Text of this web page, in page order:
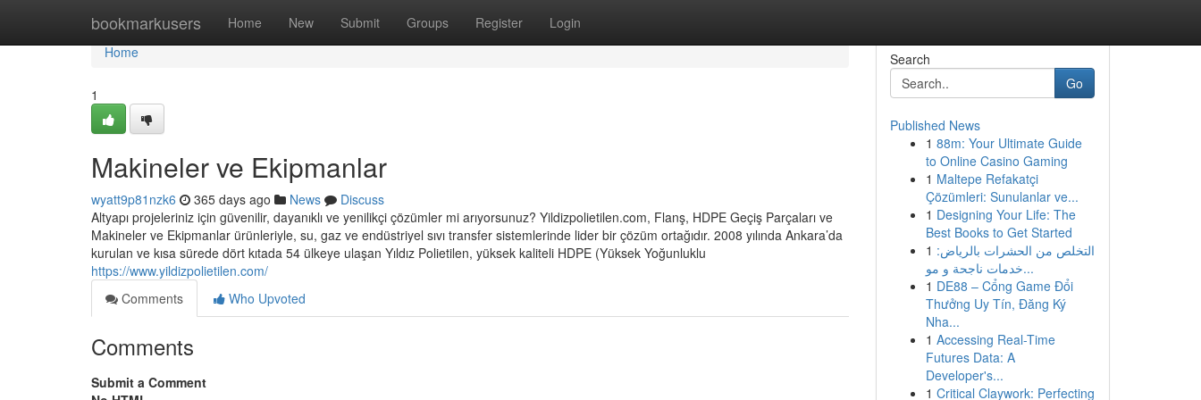
bookmarkusers Home New Submit Groups Register Login
Home
Home
1
Makineler ve Ekipmanlar
wyatt9p81nzk6 365 days ago News
Discuss
Altyapı projeleriniz için güvenilir, dayanıklı ve yenilikçi çözümler mi arıyorsunuz? Yildizpolietilen.com, Flanş, HDPE Geçiş Parçaları ve
Makineler ve Ekipmanlar ürünleriyle, su, gaz ve endüstriyel sıvı transfer sistemlerinde lider bir çözüm ortağıdır. 2008 yılında Ankara’da
kurulan ve kısa sürede dört kıtada 54 ülkeye ulaşan Yıldız Polietilen, yüksek kaliteli HDPE (Yüksek Yoğunluklu
https://www.yildizpolietilen.com/
Comments
Who Upvoted
Comments
Submit a Comment
Search
Go
Published News
1 88m: Your Ultimate Guide
to Online Casino Gaming
1 Maltepe Refakatçi
Çözümleri: Sunulanlar ve...
1 Designing Your Life: The
Best Books to Get Started
1 التخلص من الحشرات بالرياض:
خدمات ناجحة و مو...
1 DE88 – Cổng Game Đổi
Thưởng Uy Tín, Đăng Ký
Nha...
1 Accessing Real-Time
Futures Data: A
Developer's...
1 Critical Claywork: Perfecting